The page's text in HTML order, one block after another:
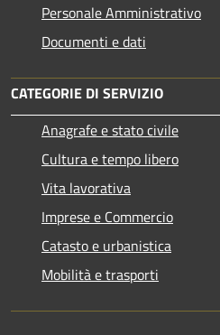
Personale Amministrativo
Documenti e dati
CATEGORIE DI SERVIZIO
Anagrafe e stato civile
Cultura e tempo libero
Vita lavorativa
Imprese e Commercio
Catasto e urbanistica
Mobilità e trasporti